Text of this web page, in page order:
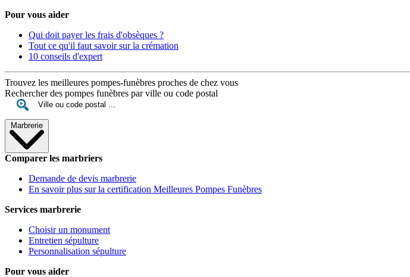
Pour vous aider
Qui doit payer les frais d'obsèques ?
Tout ce qu'il faut savoir sur la crémation
10 conseils d'expert
Trouvez les meilleures pompes-funèbres proches de chez vous
Rechercher des pompes funèbres par ville ou code postal
Marbrerie
Comparer les marbriers
Demande de devis marbrerie
En savoir plus sur la certification Meilleures Pompes Funèbres
Services marbrerie
Choisir un monument
Entretien sépulture
Personnalisation sépulture
Pour vous aider